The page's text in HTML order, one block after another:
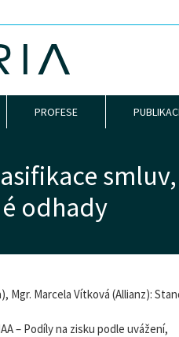
PROFESE
odhady
Mgr. Marcela Vítková (Allianz):
– Podíly na zisku podle uvážení,